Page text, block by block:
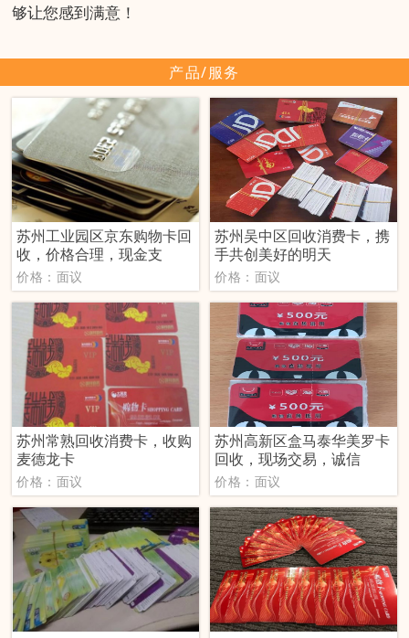
够让您感到满意！
产品/服务
苏州工业园区京东购物卡回
收，价格合理，现金支
价格：面议
苏州吴中区回收消费卡，携
手共创美好的明天
价格：面议
苏州常熟回收消费卡，收购
麦德龙卡
价格：面议
苏州高新区盒马泰华美罗卡
回收，现场交易，诚信
价格：面议